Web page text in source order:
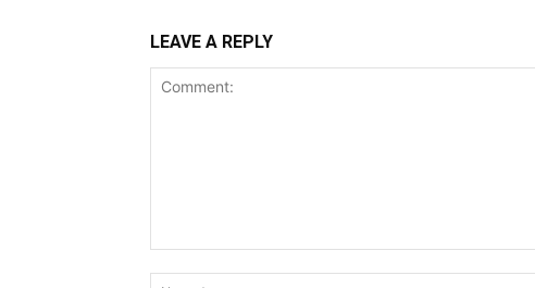
LEAVE A REPLY